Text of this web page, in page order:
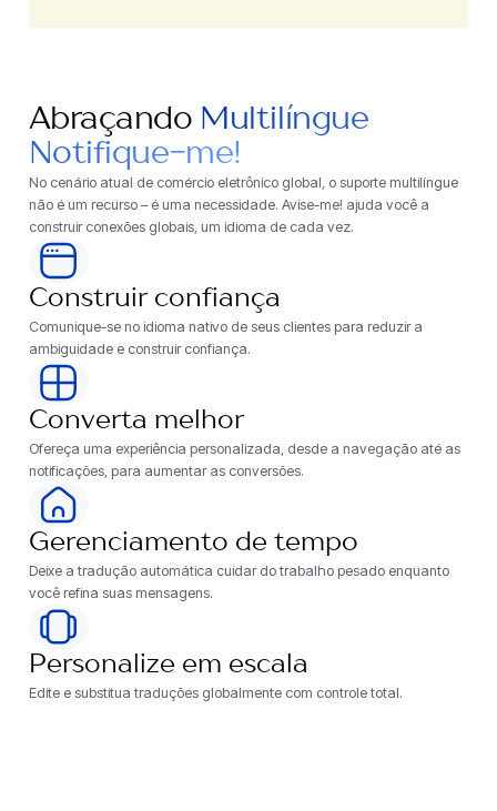
Abraçando Multilíngue
Notifique-me!
No cenário atual de comércio eletrônico global, o suporte multilíngue
não é um recurso – é uma necessidade. Avise-me! ajuda você a
construir conexões globais, um idioma de cada vez.
Construir confiança
Comunique-se no idioma nativo de seus clientes para reduzir a
ambiguidade e construir confiança.
Converta melhor
Ofereça uma experiência personalizada, desde a navegação até as
notificações, para aumentar as conversões.
Gerenciamento de tempo
Deixe a tradução automática cuidar do trabalho pesado enquanto
você refina suas mensagens.
Personalize em escala
Edite e substitua traduções globalmente com controle total.